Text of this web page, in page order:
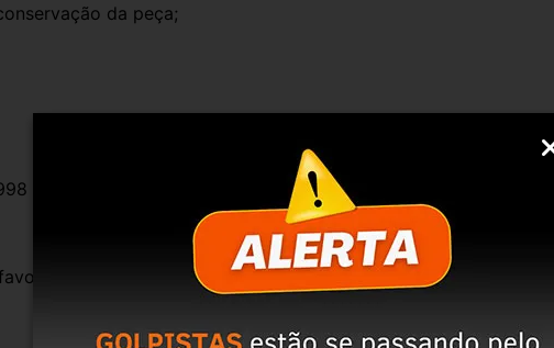
da peça;
deixar o CEP na área de perguntas para realizar